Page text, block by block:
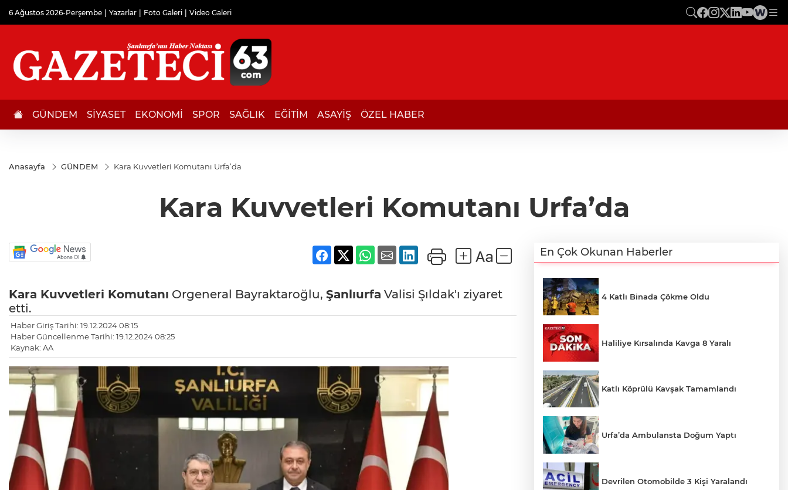
6 Ağustos 2026-Perşembe Yazarlar Foto Galeri Video Galeri
GÜNDEM SİYASET EKONOMİ SPOR SAĞLIK EĞİTİM ASAYİŞ ÖZEL HABER
Anasayfa GÜNDEM Kara Kuvvetleri Komutanı Urfa’da
Kara Kuvvetleri Komutanı Urfa’da
Kara Kuvvetleri Komutanı Orgeneral Bayraktaroğlu, Şanlıurfa Valisi Şıldak'ı ziyaret
etti.
Haber Giriş Tarihi: 19.12.2024 08:15
Haber Güncellenme Tarihi: 19.12.2024 08:25
Kaynak: AA
En Çok Okunan Haberler
4 Katlı Binada Çökme Oldu
Haliliye Kırsalında Kavga 8 Yaralı
Katlı Köprülü Kavşak Tamamlandı
Urfa’da Ambulansta Doğum Yaptı
Devrilen Otomobilde 3 Kişi Yaralandı